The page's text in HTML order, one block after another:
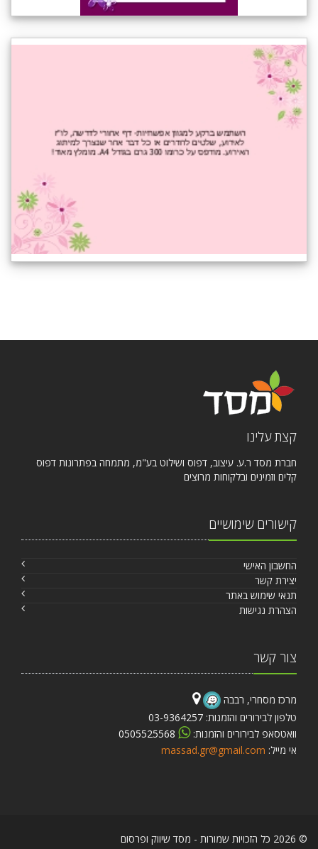
קצת עלינו
חברת מסד ר.ע. עיצוב, דפוס ושילוט בע"מ, מתמחה בפתרונות דפוס
קלים וזמינים ובלקוחות מרוצים
קישורים שימושיים
החשבון האישי
יצירת קשר
תנאי שימוש באתר
הצהרת נגישות
צור קשר
מרכז מסחרי, רבבה
טלפון לבירורים והזמנות: 03-9364257
וואטסאפ לבירורים והזמנות:
אי מייל: massad.gr@gmail.com
© 2026 כל הזכויות שמורות - מסד שיווק ופרסום